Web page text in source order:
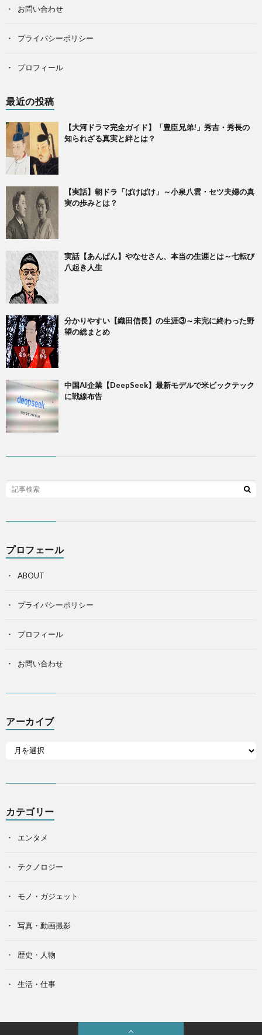
お問い合わせ
プライバシーポリシー
プロフィール
最近の投稿
【大河ドラマ完全ガイド】「豊臣兄弟!」秀吉・秀長の
知られざる真実と絆とは？
【実話】朝ドラ「ばけばけ」～小泉八雲・セツ夫婦の真
実の歩みとは？
実話【あんぱん】やなせさん、本当の生涯とは～七転び
八起き人生
​分かりやすい【織田信長】の生涯③～未完に終わった野
望の総まとめ
中国AI企業【DeepSeek】最新モデルで米ビックテック
に戦線布告
プロフェール
ABOUT
プライバシーポリシー
プロフィール
お問い合わせ
アーカイブ
カテゴリー
エンタメ
テクノロジー
モノ・ガジェット
写真・動画撮影
歴史・人物
生活・仕事